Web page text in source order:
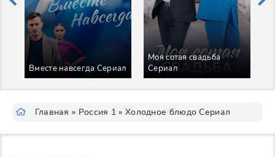
Вместе навсегда Сериал
Моя сотая свадьба
Сериал
Главная » Россия 1 » Холодное блюдо Сериал